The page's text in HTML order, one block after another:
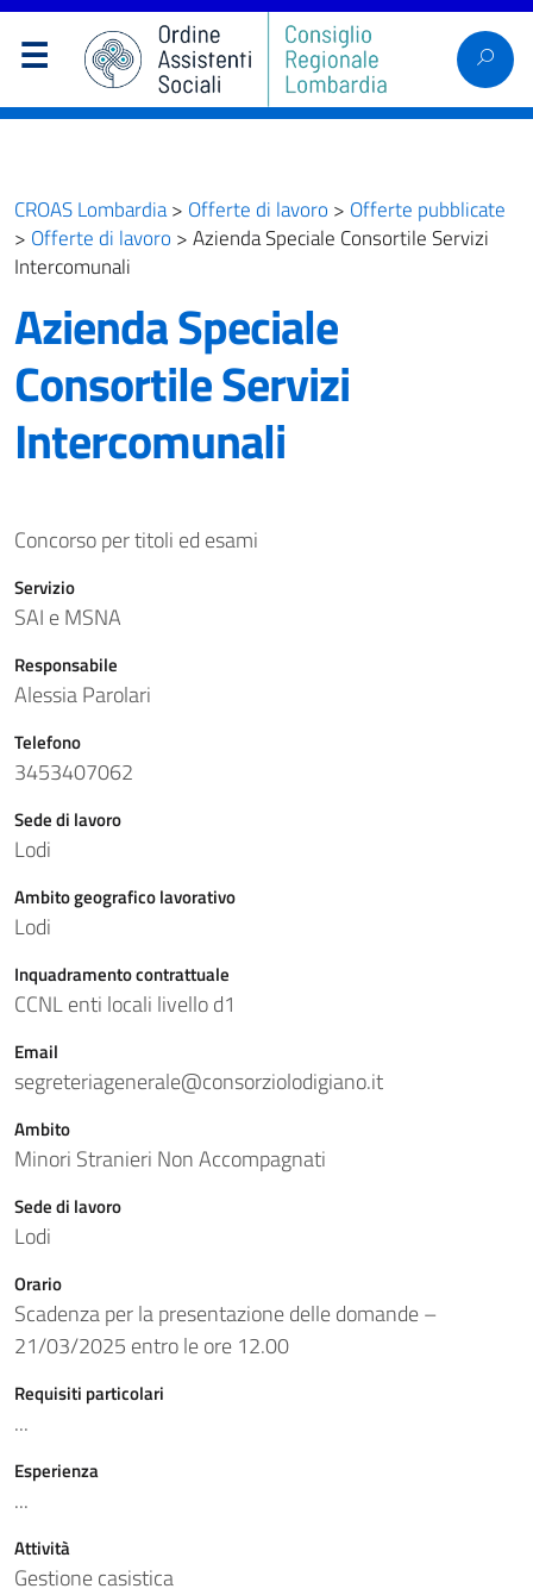
CROAS Lombardia> Offerte di lavoro > Offerte pubblicate
> Offerte di lavoro > Azienda Speciale Consortile Servizi
Intercomunali
Azienda Speciale
Consortile Servizi
Intercomunali
Concorso per titoli ed esami
Servizio
SAI e MSNA
Responsabile
Alessia Parolari
Telefono
3453407062
Sede di lavoro
Lodi
Ambito geografico lavorativo
Lodi
Inquadramento contrattuale
CCNL enti locali livello d1
Email
segreteriagenerale@consorziolodigiano.it
Ambito
Minori Stranieri Non Accompagnati
Sede di lavoro
Lodi
Orario
Scadenza per la presentazione delle domande –
21/03/2025 entro le ore 12.00
Requisiti particolari
...
Esperienza
...
Attività
Gestione casistica